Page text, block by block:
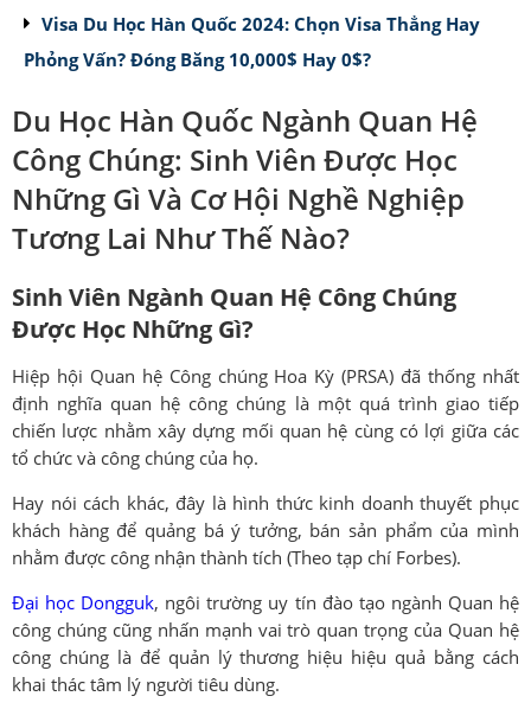
Visa Du Học Hàn Quốc 2024: Chọn Visa Thẳng Hay
Phỏng Vấn? Đóng Băng 10,000$ Hay 0$?
Du Học Hàn Quốc Ngành Quan Hệ
Công Chúng: Sinh Viên Được Học
Những Gì Và Cơ Hội Nghề Nghiệp
Tương Lai Như Thế Nào?
Sinh Viên Ngành Quan Hệ Công Chúng
Được Học Những Gì?
Hiệp hội Quan hệ Công chúng Hoa Kỳ (PRSA) đã thống nhất
định nghĩa quan hệ công chúng là một quá trình giao tiếp
chiến lược nhằm xây dựng mối quan hệ cùng có lợi giữa các
tổ chức và công chúng của họ.
Hay nói cách khác, đây là hình thức kinh doanh thuyết phục
khách hàng để quảng bá ý tưởng, bán sản phẩm của mình
nhằm được công nhận thành tích (Theo tạp chí Forbes).
Đại học Dongguk, ngôi trường uy tín đào tạo ngành Quan hệ
công chúng cũng nhấn mạnh vai trò quan trọng của Quan hệ
công chúng là để quản lý thương hiệu hiệu quả bằng cách
khai thác tâm lý người tiêu dùng.